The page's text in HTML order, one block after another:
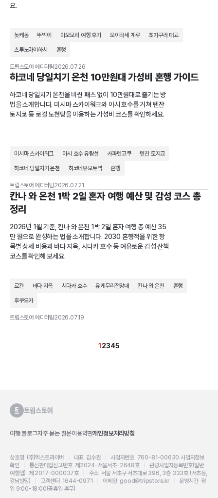
요.
놋케동 뚜벅이 아오모리 여행 후기 오이라세 계류 죠가쿠라 대교
츠루노마이하시 혼행
트립스토어 에디터팀 2026.07.26
하코네 당일치기 온천 10만원대 가성비 혼행 가이드
하코네 당일치기 온천을 비싼 패스 없이 10만원대로 즐기는 방
법을 소개합니다. 미시마 스카이워크와 아시 호수를 거쳐 텐잔
토지쿄 등 로컬 노천탕을 이용하는 가성비 코스를 확인하세요.
미시마 스카이워크 아시 호수 유람선 카파텐고쿠 텐잔 토지쿄
하코네 당일치기 온천 하코네유모토역 혼행
트립스토어 에디터팀 2026.07.21
칸나 와 온천 1박 2일 혼자 여행 예산 및 감성 코스 총
정리
2026년 1월 기준, 칸나 와 온천 1박 2일 혼자 여행 총 예산 35
만 원으로 완성하는 법을 소개합니다. 2030 혼행객을 위한 항
목별 상세 비용과 바다 지옥, 시다카 호수 등 여유로운 감성 산책
코스를 확인해 보세요.
료칸 바다 지옥 시다카 호수 유케무리전망대 칸나 와 온천 혼행
후쿠오카
트립스토어 에디터팀 2026.07.19
12345
여행 블로그자주 묻는 질문이용약관개인정보처리방침
상호명 (주)엑스트라이버 대표 김수권 |사업자번호 760-81-00630 사업자정보
확인
통신판매업신고번호 제2024-서울서초-2648호|관광사업자등록번호(일반
여행업) 제 2017-000037호| 주소 서울 서초구 서초대로 396, 3층 333호 (서초동,
강남빌딩)
고객센터 1644-0971 이메일 good@tripstore.kr| 운영시간 평
일 9:00-18:00(공휴일 휴무)